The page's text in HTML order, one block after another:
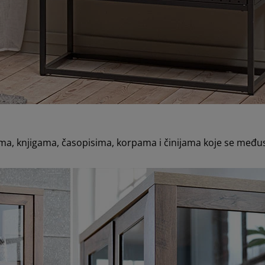
knjigama, časopisima, korpama i činijama koje se